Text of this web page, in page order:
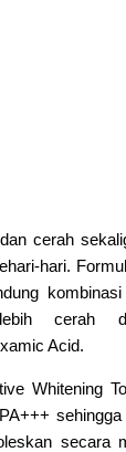
cerah
hari.
cerah
Acid.
Whitening
secara